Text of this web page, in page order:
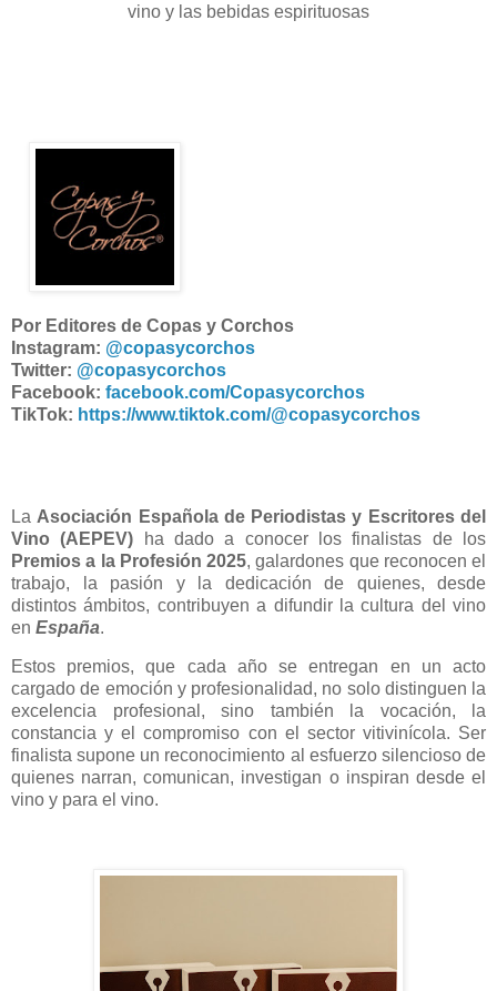
vino y las bebidas espirituosas
Por Editores de Copas y Corchos
Instagram: @copasycorchos
Twitter: @copasycorchos
Facebook: facebook.com/Copasycorchos
TikTok: https://www.tiktok.com/@copasycorchos
La Asociación Española de Periodistas y Escritores del
Vino (AEPEV) ha dado a conocer los finalistas de los
Premios a la Profesión 2025, galardones que reconocen el
trabajo, la pasión y la dedicación de quienes, desde
distintos ámbitos, contribuyen a difundir la cultura del vino
en España.
Estos premios, que cada año se entregan en un acto
cargado de emoción y profesionalidad, no solo distinguen la
excelencia profesional, sino también la vocación, la
constancia y el compromiso con el sector vitivinícola. Ser
finalista supone un reconocimiento al esfuerzo silencioso de
quienes narran, comunican, investigan o inspiran desde el
vino y para el vino.